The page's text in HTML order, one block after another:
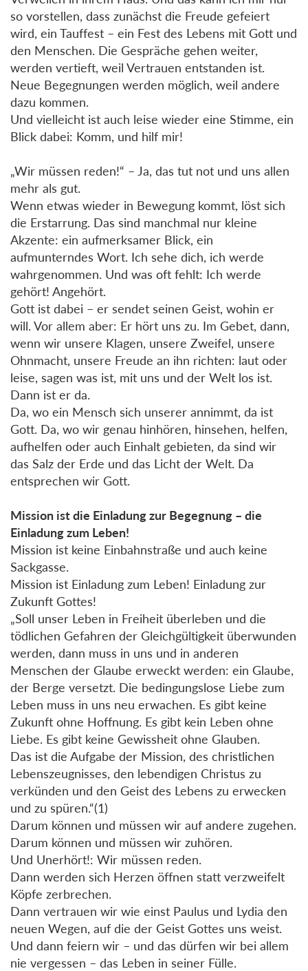
so vorstellen, dass zunächst die Freude gefeiert
wird, ein Tauffest – ein Fest des Lebens mit Gott und
den Menschen. Die Gespräche gehen weiter,
werden vertieft, weil Vertrauen entstanden ist.
Neue Begegnungen werden möglich, weil andere
dazu kommen.
Und vielleicht ist auch leise wieder eine Stimme, ein
Blick dabei: Komm, und hilf mir!
„Wir müssen reden!“ – Ja, das tut not und uns allen
mehr als gut.
Wenn etwas wieder in Bewegung kommt, löst sich
die Erstarrung. Das sind manchmal nur kleine
Akzente: ein aufmerksamer Blick, ein
aufmunterndes Wort. Ich sehe dich, ich werde
wahrgenommen. Und was oft fehlt: Ich werde
gehört! Angehört.
Gott ist dabei – er sendet seinen Geist, wohin er
will. Vor allem aber: Er hört uns zu. Im Gebet, dann,
wenn wir unsere Klagen, unsere Zweifel, unsere
Ohnmacht, unsere Freude an ihn richten: laut oder
leise, sagen was ist, mit uns und der Welt los ist.
Dann ist er da.
Da, wo ein Mensch sich unserer annimmt, da ist
Gott. Da, wo wir genau hinhören, hinsehen, helfen,
aufhelfen oder auch Einhalt gebieten, da sind wir
das Salz der Erde und das Licht der Welt. Da
entsprechen wir Gott.
Mission ist die Einladung zur Begegnung – die
Einladung zum Leben!
Mission ist keine Einbahnstraße und auch keine
Sackgasse.
Mission ist Einladung zum Leben! Einladung zur
Zukunft Gottes!
„Soll unser Leben in Freiheit überleben und die
tödlichen Gefahren der Gleichgültigkeit überwunden
werden, dann muss in uns und in anderen
Menschen der Glaube erweckt werden: ein Glaube,
der Berge versetzt. Die bedingungslose Liebe zum
Leben muss in uns neu erwachen. Es gibt keine
Zukunft ohne Hoffnung. Es gibt kein Leben ohne
Liebe. Es gibt keine Gewissheit ohne Glauben.
Das ist die Aufgabe der Mission, des christlichen
Lebenszeugnisses, den lebendigen Christus zu
verkünden und den Geist des Lebens zu erwecken
und zu spüren.“(1)
Darum können und müssen wir auf andere zugehen.
Darum können und müssen wir zuhören.
Und Unerhört!: Wir müssen reden.
Dann werden sich Herzen öffnen statt verzweifelt
Köpfe zerbrechen.
Dann vertrauen wir wie einst Paulus und Lydia den
neuen Wegen, auf die der Geist Gottes uns weist.
Und dann feiern wir – und das dürfen wir bei allem
nie vergessen – das Leben in seiner Fülle.